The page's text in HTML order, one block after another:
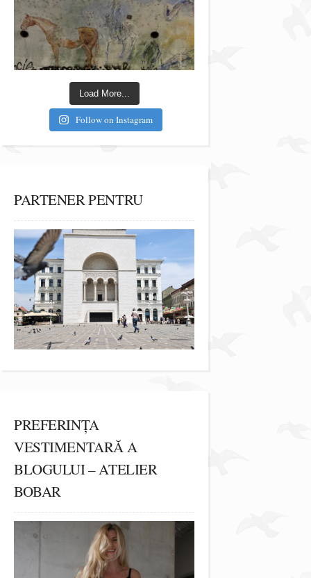
Load More...
Follow on Instagram
PARTENER PENTRU
PREFERINȚA
VESTIMENTARĂ A
BLOGULUI – ATELIER
BOBAR